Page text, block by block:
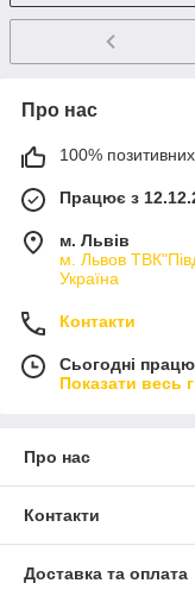
Про нас
100% позитивних
Працює з
м. Львів
м. Львов
Україна
Контакти
Сьогодні
Показати весь
Про нас
Контакти
Доставка та оплата